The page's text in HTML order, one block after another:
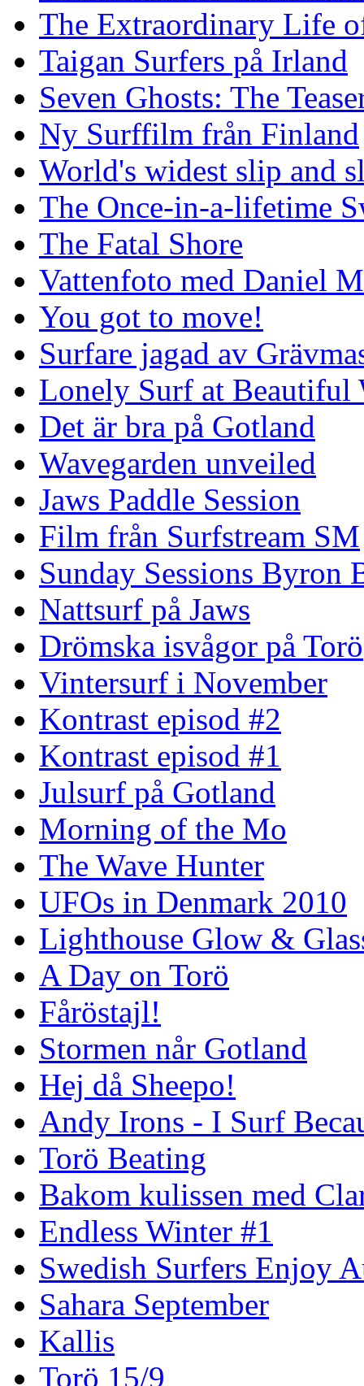
The Extraordinary Life
Taigan Surfers på Irland
Seven Ghosts: The
Ny Surffilm från Finland
World's widest slip and
The Once-in-a-lifetime
The Fatal Shore
Vattenfoto med Daniel
You got to move!
Surfare jagad av
Lonely Surf at Beautiful
Det är bra på Gotland
Wavegarden unveiled
Jaws Paddle Session
Film från Surfstream SM
Sunday Sessions Byron
Nattsurf på Jaws
Drömska isvågor på Torö
Vintersurf i November
Kontrast episod #2
Kontrast episod #1
Julsurf på Gotland
Morning of the Mo
The Wave Hunter
UFOs in Denmark 2010
Lighthouse Glow &
A Day on Torö
Fåröstajl!
Stormen når Gotland
Hej då Sheepo!
Andy Irons - I Surf
Torö Beating
Bakom kulissen med
Endless Winter #1
Swedish Surfers Enjoy
Sahara September
Kallis
Torö 15/9